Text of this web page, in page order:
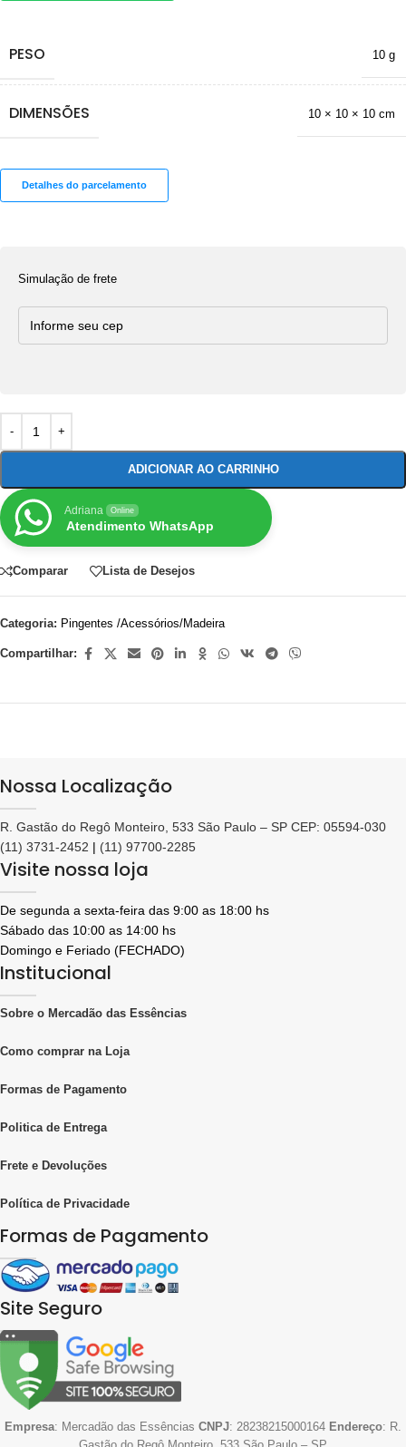
PESO 10 g
DIMENSÕES 10 × 10 × 10 cm
Detalhes do parcelamento
Simulação de frete
ADICIONAR AO CARRINHO
Adriana Online
Atendimento WhatsApp
Comparar Lista de Desejos
Categoria: Pingentes /Acessórios/Madeira
Compartilhar:
Nossa Localização
R. Gastão do Regô Monteiro, 533 São Paulo – SP CEP: 05594-030
(11) 3731-2452 | (11) 97700-2285
Visite nossa loja
De segunda a sexta-feira das 9:00 as 18:00 hs
Sábado das 10:00 as 14:00 hs
Domingo e Feriado (FECHADO)
Institucional
Sobre o Mercadão das Essências
Como comprar na Loja
Formas de Pagamento
Politica de Entrega
Frete e Devoluções
Política de Privacidade
Formas de Pagamento
Site Seguro
Empresa: Mercadão das Essências CNPJ: 28238215000164 Endereço: R.